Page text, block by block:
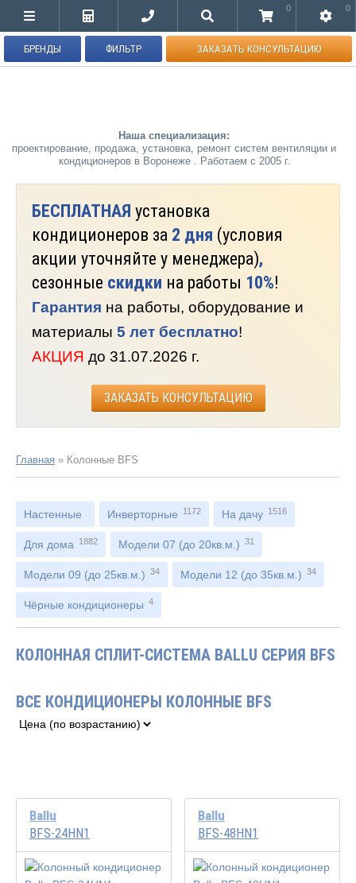
0 0
Наша специализация:
проектирование, продажа, установка, ремонт систем вентиляции и
кондиционеров в Воронеже . Работаем с 2005 г.
БРЕНДЫ ФИЛЬТР ЗАКАЗАТЬ КОНСУЛЬТАЦИЮ
БЕСПЛАТНАЯ установка
кондиционеров за 2 дня (условия
акции уточняйте у менеджера),
сезонные скидки на работы 10%!
Гарантия на работы, оборудование и
материалы 5 лет бесплатно!
АКЦИЯ до 31.07.2026 г.
ЗАКАЗАТЬ КОНСУЛЬТАЦИЮ
Главная » Колонные BFS
Настенные Инверторные 1172 На дачу 1516
Для дома 1882 Модели 07 (до 20кв.м.) 31
Модели 09 (до 25кв.м.) 34 Модели 12 (до 35кв.м.) 34
Чёрные кондиционеры 4
КОЛОННАЯ СПЛИТ-СИСТЕМА BALLU СЕРИЯ BFS
ВСЕ КОНДИЦИОНЕРЫ КОЛОННЫЕ BFS
Ballu
BFS-24HN1
Ballu
BFS-48HN1